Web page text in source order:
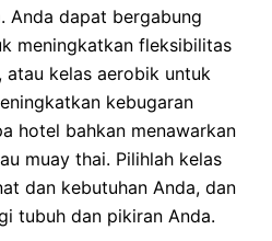
Anda dapat bergabung
meningkatkan fleksibilitas
atau kelas aerobik untuk
kebugaran
hotel bahkan menawarkan
muay thai. Pilihlah kelas
dan kebutuhan Anda, dan
tubuh dan pikiran Anda.